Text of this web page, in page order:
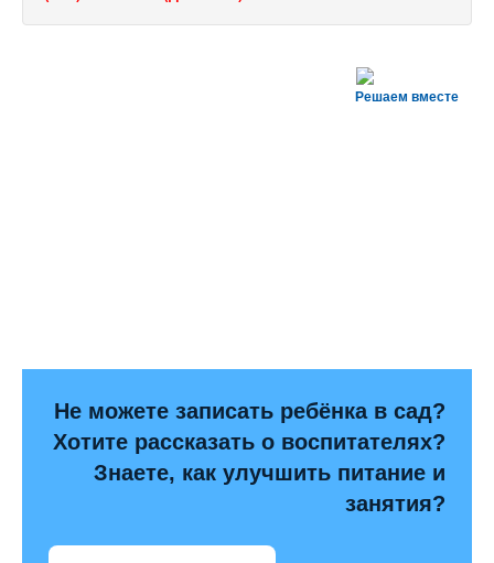
Решаем вместе
Не можете записать ребёнка в сад?
Хотите рассказать о воспитателях?
Знаете, как улучшить питание и
занятия?